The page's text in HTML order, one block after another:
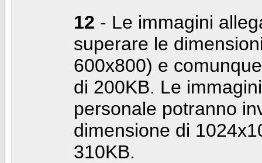
12 - Le immagini
superare le
600x800) e
di 200KB. Le
personale potranno
dimensione di
310KB.